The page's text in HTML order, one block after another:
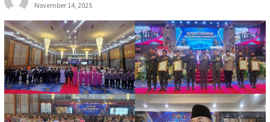
November 14, 2025